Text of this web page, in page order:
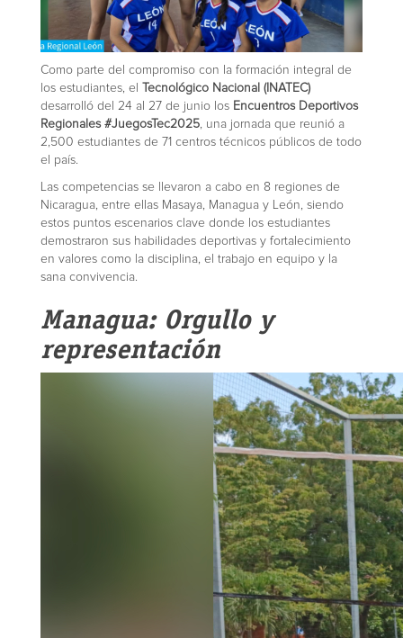
Como parte del compromiso con la formación integral de
los estudiantes, el Tecnológico Nacional (INATEC)
desarrolló del 24 al 27 de junio los Encuentros Deportivos
Regionales #JuegosTec2025 , una jornada que reunió a
2,500 estudiantes de 71 centros técnicos públicos de todo
el país.
Las competencias se llevaron a cabo en 8 regiones de
Nicaragua, entre ellas Masaya, Managua y León, siendo
estos puntos escenarios clave donde los estudiantes
demostraron sus habilidades deportivas y fortalecimiento
en valores como la disciplina, el trabajo en equipo y la
sana convivencia.
Managua: Orgullo y
representación